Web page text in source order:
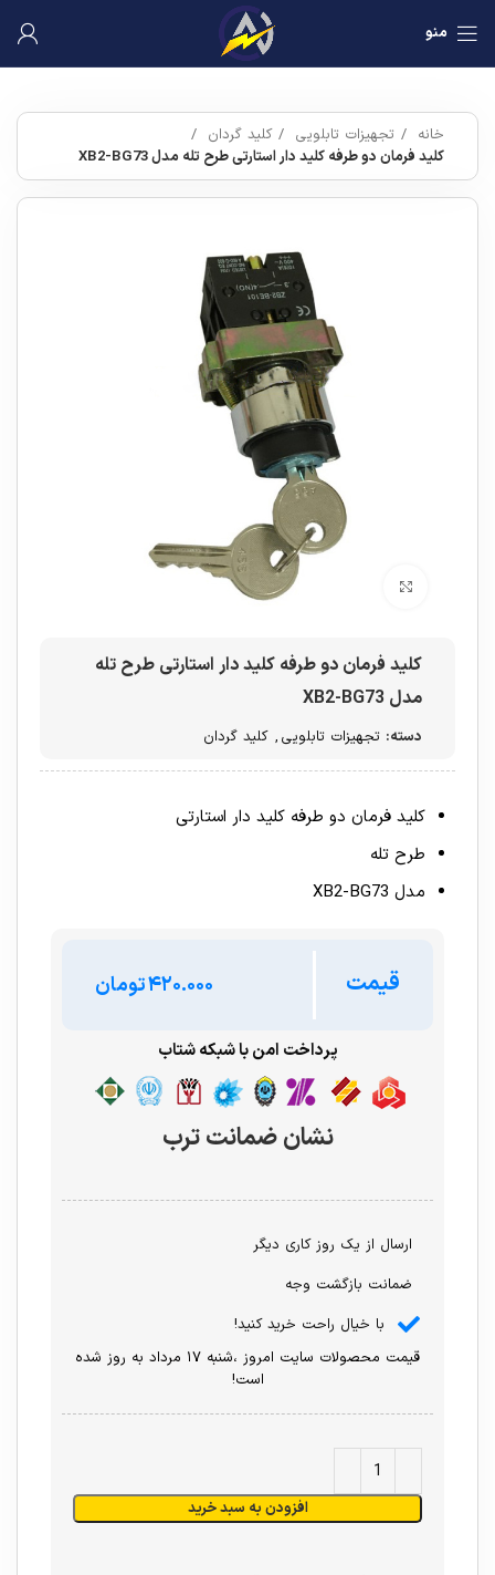
منو
خانه تجهیزات تابلویی
کلید گردان
کلید فرمان دو طرفه کلید دار استارتی طرح تله مدل XB2-BG73
برای بزرگنمایی کلیک کنید
کلید فرمان دو طرفه کلید دار استارتی طرح تله
مدل XB2-BG73
دسته: تجهیزات تابلویی , کلید گردان
کلید فرمان دو طرفه کلید دار استارتی
طرح تله
مدل XB2-BG73
قیمت تومان
پرداخت امن با شبکه شتاب
نشان ضمانت ترب
ارسال از یک روز کاری دیگر
ضمانت بازگشت وجه
با خیال راحت خرید کنید!
قیمت محصولات سایت امروز ،شنبه ۱۷ مرداد به روز شده
است!
افزودن به سبد خرید